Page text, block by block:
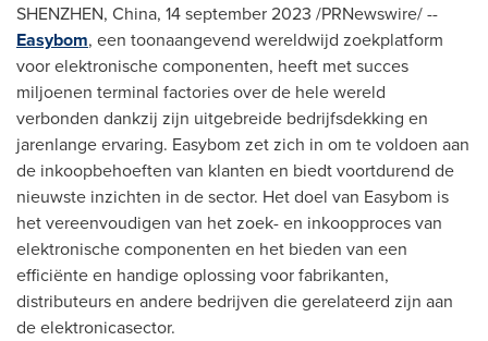
SHENZHEN, China, 14 september 2023 /PRNewswire/ --
Easybom, een toonaangevend wereldwijd zoekplatform
voor elektronische componenten, heeft met succes
miljoenen terminal factories over de hele wereld
verbonden dankzij zijn uitgebreide bedrijfsdekking en
jarenlange ervaring. Easybom zet zich in om te voldoen aan
de inkoopbehoeften van klanten en biedt voortdurend de
nieuwste inzichten in de sector. Het doel van Easybom is
het vereenvoudigen van het zoek- en inkoopproces van
elektronische componenten en het bieden van een
efficiënte en handige oplossing voor fabrikanten,
distributeurs en andere bedrijven die gerelateerd zijn aan
de elektronicasector.